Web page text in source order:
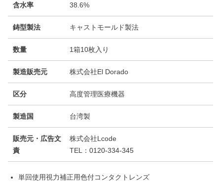
含水率 38.6%
鋳型製法 キャストモールド製法
数量 1箱10枚入り
製造販売元 株式会社El Dorado
区分 高度管理医療機器
製造国 台湾製
販売元・広告文
責
株式会社Lcode
TEL：0120-334-345
単回使用視力補正用色付コンタクトレンズ